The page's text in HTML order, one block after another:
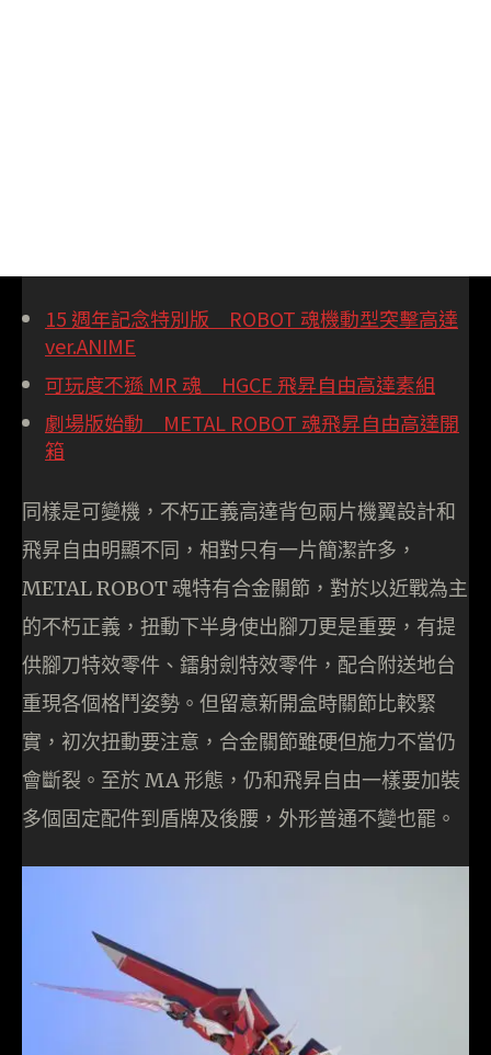
15 週年記念特別版 ROBOT 魂機動型突擊高達
ver.ANIME
可玩度不遜 MR 魂 HGCE 飛昇自由高達素組
劇場版始動 METAL ROBOT 魂飛昇自由高達開
箱
同樣是可變機，不朽正義高達背包兩片機翼設計和
飛昇自由明顯不同，相對只有一片簡潔許多，
METAL ROBOT 魂特有合金關節，對於以近戰為主
的不朽正義，扭動下半身使出腳刀更是重要，有提
供腳刀特效零件、鐳射劍特效零件，配合附送地台
重現各個格鬥姿勢。但留意新開盒時關節比較緊
實，初次扭動要注意，合金關節雖硬但施力不當仍
會斷裂。至於 MA 形態，仍和飛昇自由一樣要加裝
多個固定配件到盾牌及後腰，外形普通不變也罷。